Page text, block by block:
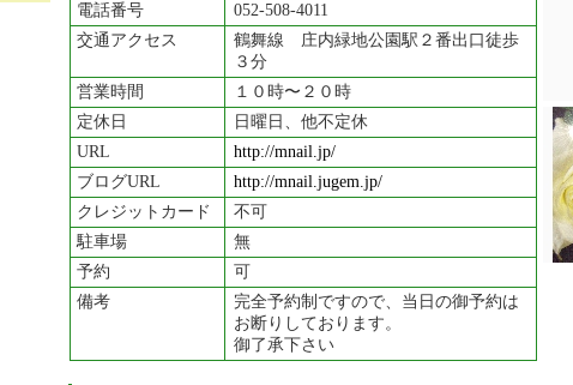
電話番号
052-508-4011
交通アクセス
鶴舞線 庄内緑地公園駅２番出口徒歩
３分
営業時間
１０時〜２０時
定休日
日曜日、他不定休
URL
http://mnail.jp/
ブログURL
http://mnail.jugem.jp/
クレジットカード
不可
駐車場
無
予約
可
備考
完全予約制ですので、当日の御予約は
お断りしております。
御了承下さい